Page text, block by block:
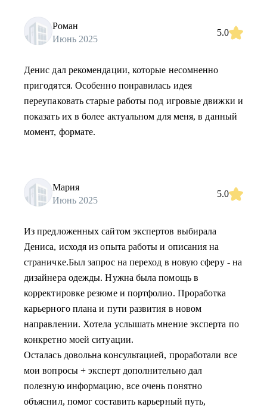
Роман
Июнь 2025
5.0
Денис дал рекомендации, которые несомненно
пригодятся. Особенно понравилась идея
переупаковать старые работы под игровые движки и
показать их в более актуальном для меня, в данный
момент, формате.
Мария
Июнь 2025
5.0
Из предложенных сайтом экспертов выбирала
Дениса, исходя из опыта работы и описания на
страничке.Был запрос на переход в новую сферу - на
дизайнера одежды. Нужна была помощь в
корректировке резюме и портфолио. Проработка
карьерного плана и пути развития в новом
направлении. Хотела услышать мнение эксперта по
конкретно моей ситуации.
Осталась довольна консультацией, проработали все
мои вопросы + эксперт дополнительно дал
полезную информацию, все очень понятно
объяснил, помог составить карьерный путь,